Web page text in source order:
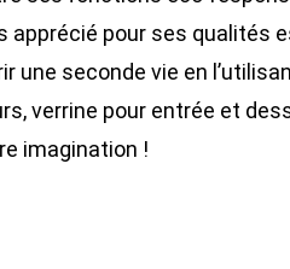
apprécié pour ses qualités
une seconde vie en
verrine pour entrée et
imagination !